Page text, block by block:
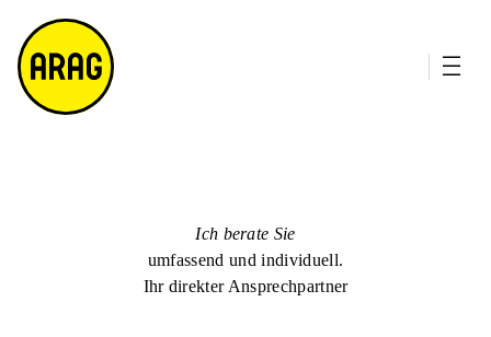
m
a
p
Ich berate Sie
umfassend und individuell.
Ihr direkter Ansprechpartner